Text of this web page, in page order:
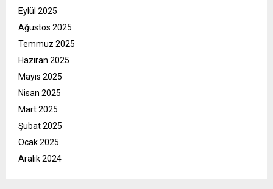
Eylül 2025
Ağustos 2025
Temmuz 2025
Haziran 2025
Mayıs 2025
Nisan 2025
Mart 2025
Şubat 2025
Ocak 2025
Aralık 2024